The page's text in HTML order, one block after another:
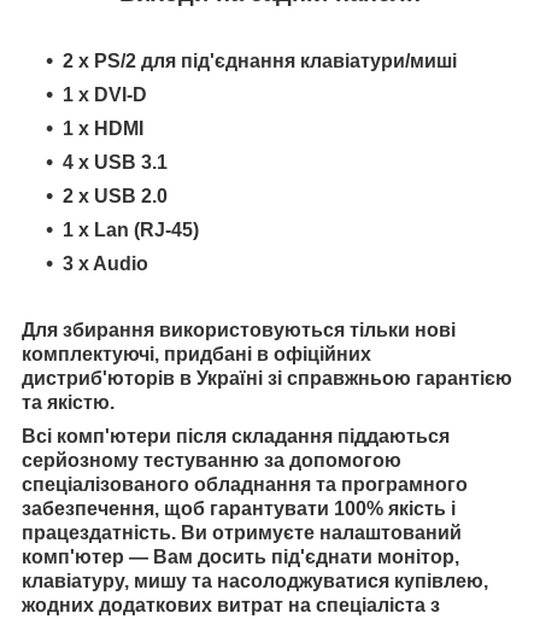
2 x PS/2 для під'єднання клавіатури/миші
1 x DVI-D
1 x HDMI
4 x USB 3.1
2 x USB 2.0
1 x Lan (RJ-45)
3 x Audio
Для збирання використовуються тільки нові
комплектуючі, придбані в офіційних
дистриб'юторів в Україні зі справжньою гарантією
та якістю.
Всі комп'ютери після складання піддаються
серйозному тестуванню за допомогою
спеціалізованого обладнання та програмного
забезпечення, щоб гарантувати 100% якість і
працездатність. Ви отримуєте налаштований
комп'ютер — Вам досить під'єднати монітор,
клавіатуру, мишу та насолоджуватися купівлею,
жодних додаткових витрат на спеціаліста з